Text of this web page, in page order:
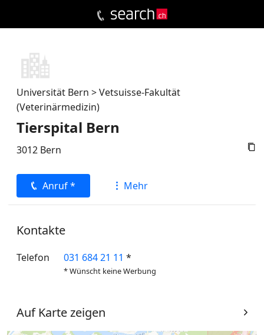
Universität Bern > Vetsuisse-Fakultät
(Veterinärmedizin)
Tierspital Bern

3012 Bern
Anruf * Mehr
Kontakte
Telefon 031 684 21 11 *
* Wünscht keine Werbung
Auf Karte zeigen